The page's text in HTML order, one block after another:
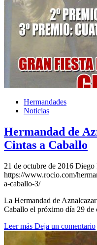
Hermandades
Noticias
Hermandad de
Cintas a Caballo
21 de octubre de 2016 Diego
https://www.rocio.com/
a-caballo-3/
La Hermandad de
Caballo el próximo día 29 de
Leer más Deja un comentario
¿Cuántas hermandades
¿Cuándo se construyó la
El traslado cada siete años
¿Cuales son los actos
Quiero hacer el
En el Rocío, ¿dónde me